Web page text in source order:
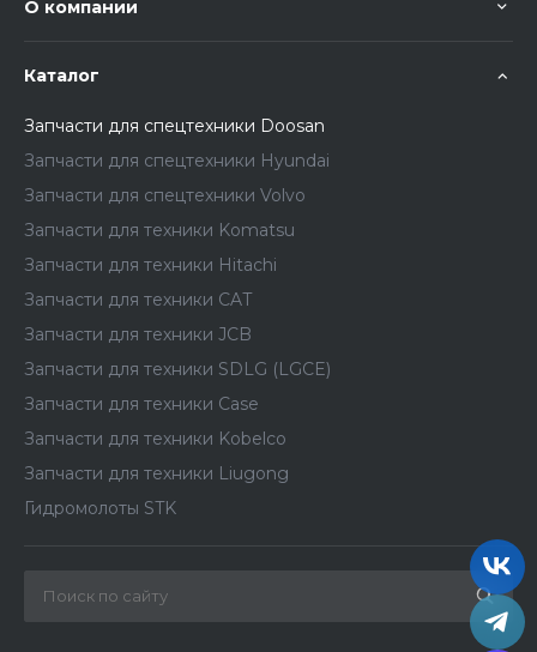
О компании
Каталог
Запчасти для спецтехники Doosan
Запчасти для спецтехники Hyundai
Запчасти для спецтехники Volvo
Запчасти для техники Komatsu
Запчасти для техники Hitachi
Запчасти для техники CAT
Запчасти для техники JCB
Запчасти для техники SDLG (LGCE)
Запчасти для техники Case
Запчасти для техники Kobelco
Запчасти для техники Liugong
Гидромолоты STK